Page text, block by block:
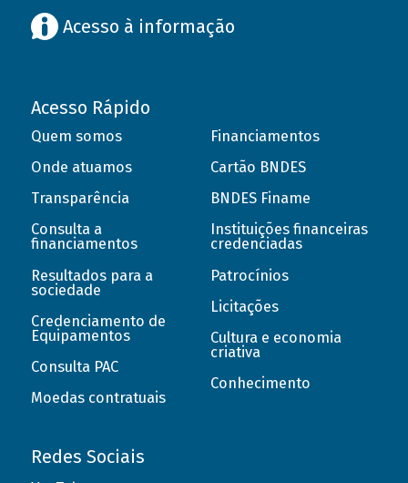
Acesso à informação
Acesso Rápido
Quem somos
Onde atuamos
Transparência
Consulta a
financiamentos
Resultados para a
sociedade
Credenciamento de
Equipamentos
Consulta PAC
Moedas contratuais
Financiamentos
Cartão BNDES
BNDES Finame
Instituições financeiras
credenciadas
Patrocínios
Licitações
Cultura e economia
criativa
Conhecimento
Redes Sociais